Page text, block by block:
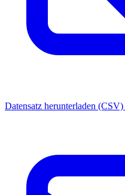
Datensatz herunterladen (CSV)